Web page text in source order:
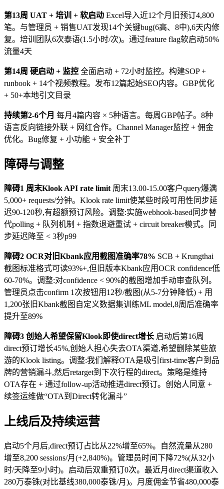
第13周 UAT + 培训 + 软启动 Excel导入近12个月旧预订4,800
笔。与管理员 + 销售UAT发现14个关键bug(6高、8中),6天内修
复。培训团队6次泰语(1.5小时/次)。通过feature flag软启动50%
流量4天
第14周 硬启动 + 监控 全面启动 + 72小时监控。构建SOP +
runbook + 14个视频教程。发布12篇起始SEO内容。GBP优化
+ 50+本地引文目录
持续第2-6个月 每月4篇内容 × 5种语言。每周GBP帖子。8种
语言反向链接外联 + 网红合作。Channel Manager监控 + 佣金
优化。Bug修复 + 小功能 + 安全补丁
障碍与调整
障碍1 周末Klook API rate limit周末13.00-15.00客户query爆满
5,000+ requests/分钟。Klook rate limit使某些时段可用性同步延
迟90-120秒,有超额预订风险。调整:实施webhook-based同步替
代polling + 队列机制 + 指数退避重试 + circuit breaker模式。同
步延迟降至 < 3秒p99
障碍2 OCR对旧Kbank应用截图准确率78% SCB + Krungthai
截图标准格式可读93%+,但旧版本Kbank应用OCR confidence低
60-70%。调整:对confidence < 90%的截图增加手动审查队列。
管理员点击confirm 1次按钮用12秒/截图(从5-7分钟降低) + 用
1,200张旧Kbank截图自定义数据集训练ML model,8周后准确率
提升至89%
障碍3 创始人希望保留Klook即使direct增长启动后第16周
direct预订增长45%,创始人担心失去OTA渠道,希望删除某些旅
游的Klook listing。调整:我们解释OTA是吸引first-time客户到品
牌的营销漏斗,然后retarget到下次行程的direct。策略是维持
OTA存在 + 通过follow-up活动推进direct预订。创始人同意 +
续签运维做“OTA到Direct转化漏斗”
上线后及持续运营
启动5个月后,direct预订占比从22%增至65%。自然流量从280
增至8,200 sessions/月(+2,840%)。管理员时间下降72%(从32小
时/天降至9小时)。启动后双重预订0次。最近月direct渠道收入
280万泰铢(对比基线380,000泰铢/月)。月度佣金节省480,000泰